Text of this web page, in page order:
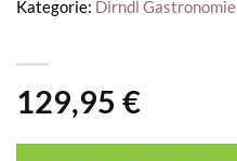
129,95 €
Kategorie: Dirndl Gastronomie